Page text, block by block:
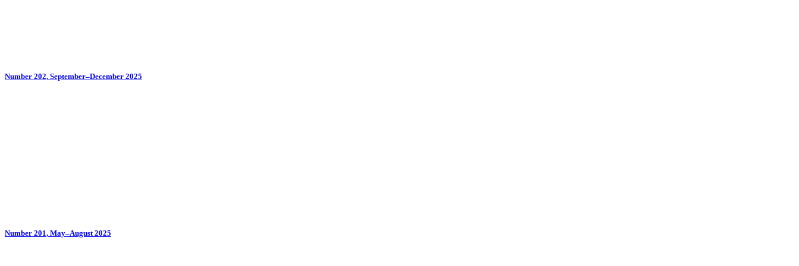
Number 202, September–December 2025
Number 201, May–August 2025